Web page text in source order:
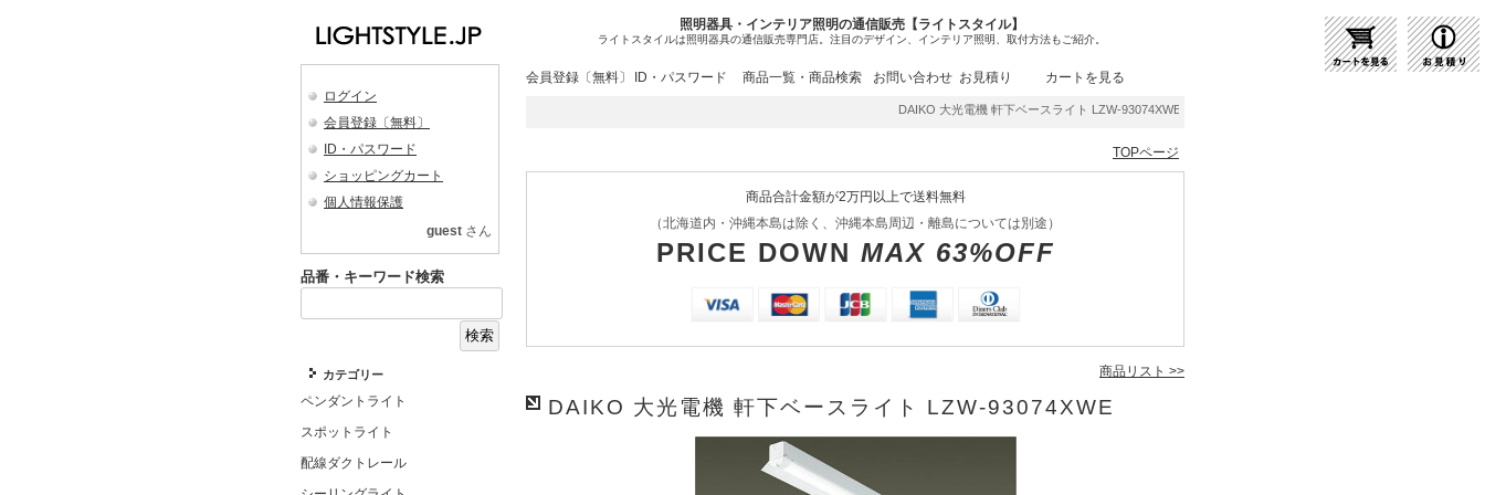
照明器具・インテリア照明の通信販売【ライトスタイル】
ライトスタイルは照明器具の通信販売専門店。注目のデザイン、インテリア照明、取付方法もご紹介。
ログイン
会員登録〔無料〕
ID・パスワード
ショッピングカート
個人情報保護
guest さん
品番・キーワード検索
カテゴリー
ペンダントライト
スポットライト
配線ダクトレール
会員登録〔無料〕 ID・パスワード 商品一覧・商品検索 お問い合わせ お見積り カートを見る
DAIKO 大光電機 軒下ベースライト LZW-93074XWE | 商品紹介 | 照明器具の通販・インテリア照明の通信販売【
TOPページ
商品合計金額が2万円以上で送料無料
（北海道内・沖縄本島は除く、沖縄本島周辺・離島については別途）
PRICE DOWN MAX 63%OFF
商品リスト >>
DAIKO 大光電機 軒下ベースライト LZW-93074XWE